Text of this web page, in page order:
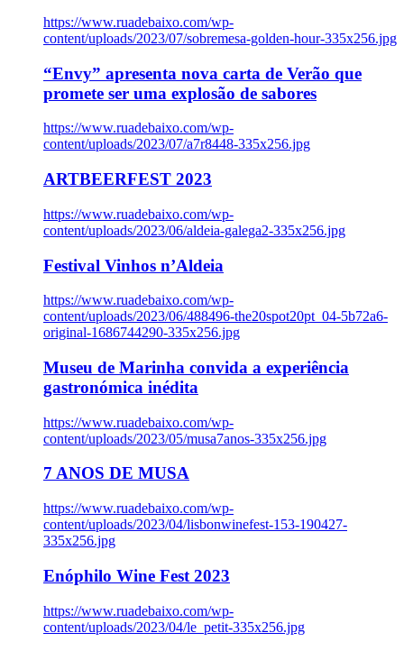
https://www.ruadebaixo.com/wp-
content/uploads/2023/07/sobremesa-golden-hour-335x256.jpg
“Envy” apresenta nova carta de Verão que
promete ser uma explosão de sabores
https://www.ruadebaixo.com/wp-
content/uploads/2023/07/a7r8448-335x256.jpg
ARTBEERFEST 2023
https://www.ruadebaixo.com/wp-
content/uploads/2023/06/aldeia-galega2-335x256.jpg
Festival Vinhos n’Aldeia
https://www.ruadebaixo.com/wp-
content/uploads/2023/06/488496-the20spot20pt_04-5b72a6-
original-1686744290-335x256.jpg
Museu de Marinha convida a experiência
gastronómica inédita
https://www.ruadebaixo.com/wp-
content/uploads/2023/05/musa7anos-335x256.jpg
7 ANOS DE MUSA
https://www.ruadebaixo.com/wp-
content/uploads/2023/04/lisbonwinefest-153-190427-
335x256.jpg
Enóphilo Wine Fest 2023
https://www.ruadebaixo.com/wp-
content/uploads/2023/04/le_petit-335x256.jpg